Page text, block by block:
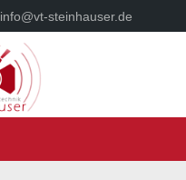
info@vt-steinhauser.de